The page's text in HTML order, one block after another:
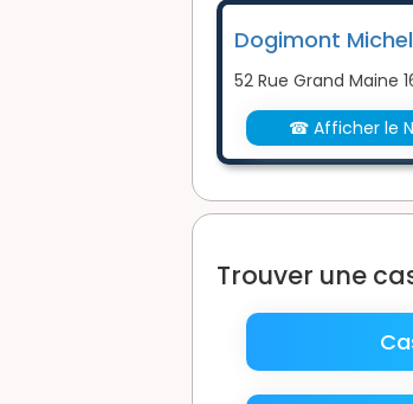
Dogimont Michel
52 Rue Grand Maine
☎ Afficher le
Trouver une